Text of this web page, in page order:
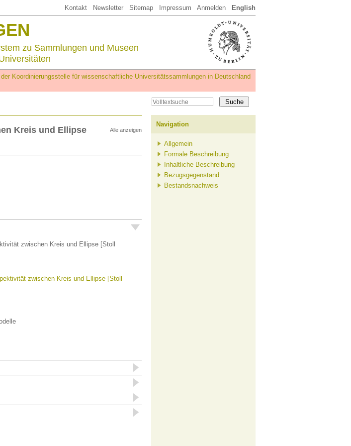
Kontakt Newsletter Sitemap Impressum Anmelden English
zu Sammlungen und Museen
der Koordinierungsstelle für wissenschaftliche Universitätssammlungen in Deutschland
Alle anzeigen
Kreis und Ellipse
zwischen Kreis und Ellipse [Stoll
zwischen Kreis und Ellipse [Stoll
Navigation
Allgemein
Formale Beschreibung
Inhaltliche Beschreibung
Bezugsgegenstand
Bestandsnachweis